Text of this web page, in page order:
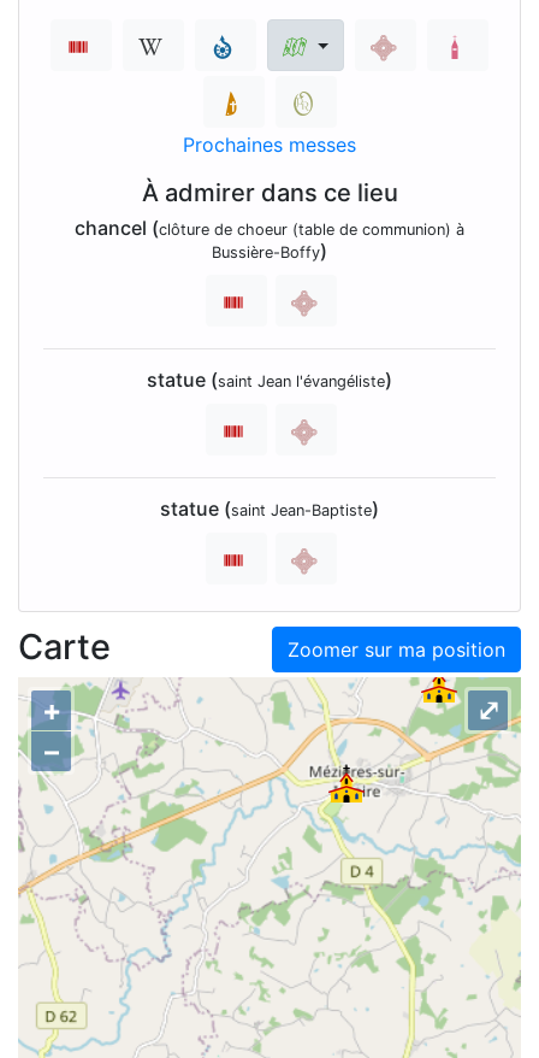
Prochaines messes
À admirer dans ce lieu
chancel (clôture de choeur (table de communion) à
Bussière-Boffy)
statue (saint Jean l'évangéliste)
statue (saint Jean-Baptiste)
Zoomer sur ma position
Carte
+
–
⤢